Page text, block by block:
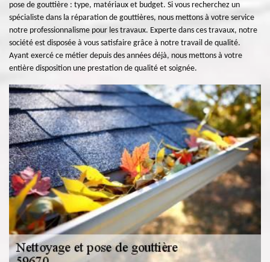
pose de gouttière : type, matériaux et budget. Si vous recherchez un
spécialiste dans la réparation de gouttières, nous mettons à votre service
notre professionnalisme pour les travaux. Experte dans ces travaux, notre
société est disposée à vous satisfaire grâce à notre travail de qualité.
Ayant exercé ce métier depuis des années déjà, nous mettons à votre
entière disposition une prestation de qualité et soignée.